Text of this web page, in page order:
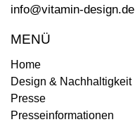
info@vitamin-design.de
MENÜ
Home
Design & Nachhaltigkeit
Presse
Presseinformationen